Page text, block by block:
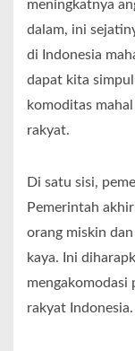
meningkatnya
dalam, ini
di Indonesia
dapat kita
komoditas
rakyat.
Di satu sisi,
Pemerintah
orang miskin
kaya. Ini
mengakomodasi
rakyat Indonesia.